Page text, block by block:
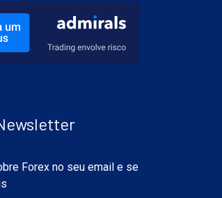
Forex no seu email e se